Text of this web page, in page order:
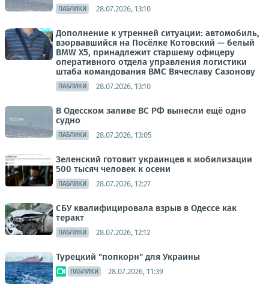
ПАБЛИКИ 28.07.2026, 13:10
Дополнение к утренней ситуации: автомобиль,
взорвавшийся на Посёлке Котовский — белый
BMW X5, принадлежит старшему офицеру
оперативного отдела управления логистики
штаба командования ВМС Вячеславу Сазонову
ПАБЛИКИ 28.07.2026, 13:10
В Одесском заливе ВС РФ вынесли ещё одно
судно
ПАБЛИКИ 28.07.2026, 13:05
Зеленский готовит украинцев к мобилизации
500 тысяч человек к осени
ПАБЛИКИ 28.07.2026, 12:27
СБУ квалифицировала взрыв в Одессе как
теракт
ПАБЛИКИ 28.07.2026, 12:12
Турецкий "попкорн" для Украины
ПАБЛИКИ 28.07.2026, 11:39